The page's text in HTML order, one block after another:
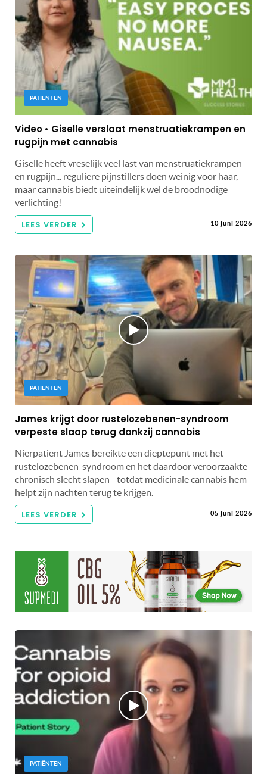
PATIËNTEN
Video • Giselle verslaat menstruatiekrampen en
rugpijn met cannabis
Giselle heeft vreselijk veel last van menstruatiekrampen
en rugpijn... reguliere pijnstillers doen weinig voor haar,
maar cannabis biedt uiteindelijk wel de broodnodige
verlichting!
LEES VERDER 10 juni 2026
PATIËNTEN
James krijgt door rustelozebenen-syndroom
verpeste slaap terug dankzij cannabis
Nierpatiënt James bereikte een dieptepunt met het
rustelozebenen-syndroom en het daardoor veroorzaakte
chronisch slecht slapen - totdat medicinale cannabis hem
helpt zijn nachten terug te krijgen.
LEES VERDER 05 juni 2026
PATIËNTEN